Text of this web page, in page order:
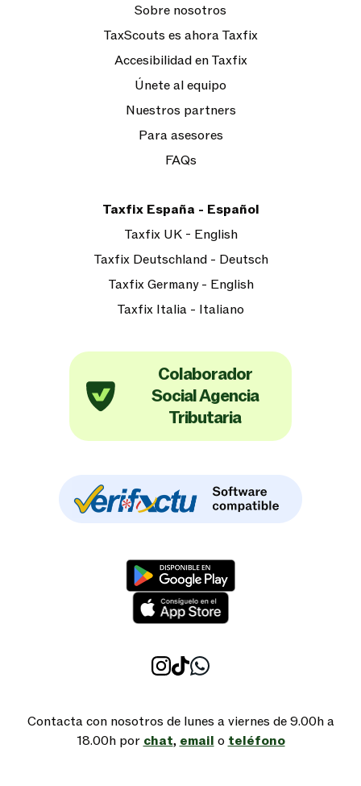
Sobre nosotros
TaxScouts es ahora Taxfix
Accesibilidad en Taxfix
Únete al equipo
Nuestros partners
Para asesores
FAQs
Taxfix España - Español
Taxfix UK - English
Taxfix Deutschland - Deutsch
Taxfix Germany - English
Taxfix Italia - Italiano
Colaborador
Social Agencia
Tributaria
Contacta con nosotros de lunes a viernes de 9.00h a
18.00h por chat, email o teléfono